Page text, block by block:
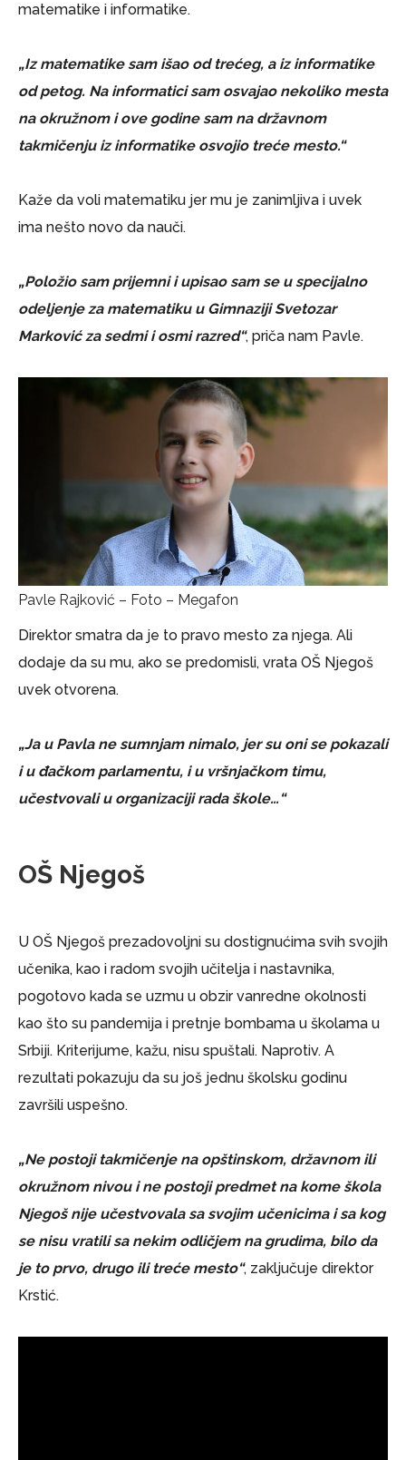
matematike i informatike.
„Iz matematike sam išao od trećeg, a iz informatike
od petog. Na informatici sam osvajao nekoliko mesta
na okružnom i ove godine sam na državnom
takmičenju iz informatike osvojio treće mesto.“
Kaže da voli matematiku jer mu je zanimljiva i uvek
ima nešto novo da nauči.
„Položio sam prijemni i upisao sam se u specijalno
odeljenje za matematiku u Gimnaziji Svetozar
Marković za sedmi i osmi razred“, priča nam Pavle.
Pavle Rajković – Foto – Megafon
Direktor smatra da je to pravo mesto za njega. Ali
dodaje da su mu, ako se predomisli, vrata OŠ Njegoš
uvek otvorena.
„Ja u Pavla ne sumnjam nimalo, jer su oni se pokazali
i u đačkom parlamentu, i u vršnjačkom timu,
učestvovali u organizaciji rada škole…“
OŠ Njegoš
U OŠ Njegoš prezadovoljni su dostignućima svih svojih
učenika, kao i radom svojih učitelja i nastavnika,
pogotovo kada se uzmu u obzir vanredne okolnosti
kao što su pandemija i pretnje bombama u školama u
Srbiji. Kriterijume, kažu, nisu spuštali. Naprotiv. A
rezultati pokazuju da su još jednu školsku godinu
završili uspešno.
„Ne postoji takmičenje na opštinskom, državnom ili
okružnom nivou i ne postoji predmet na kome škola
Njegoš nije učestvovala sa svojim učenicima i sa kog
se nisu vratili sa nekim odličjem na grudima, bilo da
je to prvo, drugo ili treće mesto“, zaključuje direktor
Krstić.